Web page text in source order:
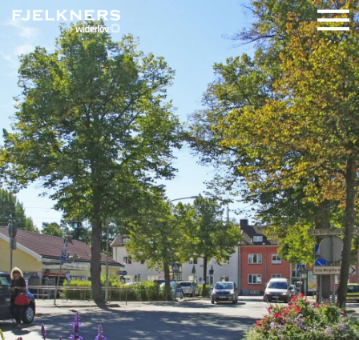
TILL SALU
– VILLOR
– BOSTADSRÄTTER
– SÅLDA
NYPRODUKTION
SÄLJA
REFERENSER
OMRÅDEN
OM FJELKNERS
KONTAKT